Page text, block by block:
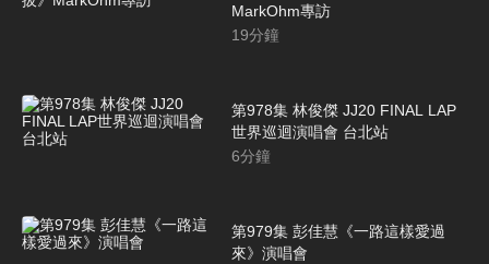
MarkOhm專訪
19分鐘
第978集 林俊傑 JJ20 FINAL LAP
世界巡迴演唱會 台北站
6分鐘
第979集 彭佳慧《一路這樣愛過
來》演唱會